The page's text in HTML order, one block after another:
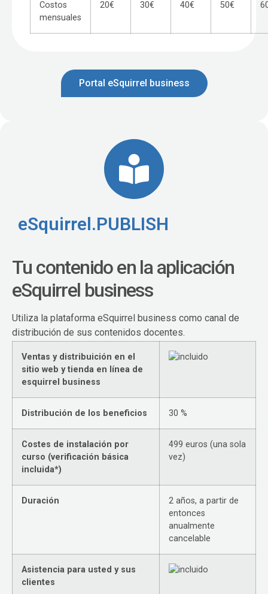
Costos
mensuales
20€ 30€ 40€ 50€
Portal eSquirrel business
eSquirrel.PUBLISH
Tu contenido en la aplicación
eSquirrel business
Utiliza la plataforma eSquirrel business como canal de
distribución de sus contenidos docentes.
Ventas y distribuición en el
sitio web y tienda en línea de
esquirrel business
Distribución de los beneficios 30 %
Costes de instalación por
curso (verificación básica
incluida*)
499 euros (una sola
vez)
Duración
2 años, a partir de
entonces
anualmente
cancelable
Asistencia para usted y sus
clientes